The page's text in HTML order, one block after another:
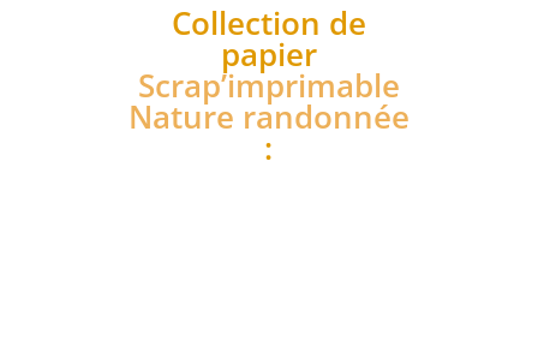
Collection de
papier
Scrap’imprimable
Nature randonnée
: